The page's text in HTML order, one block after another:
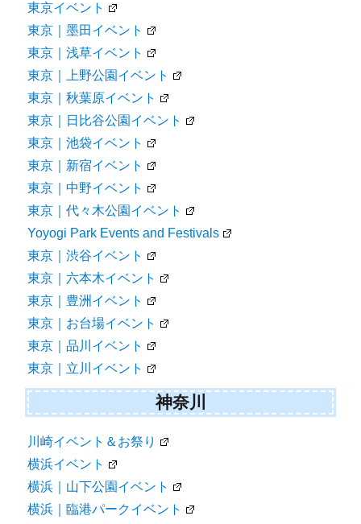
東京イベント
東京｜墨田イベント
東京｜浅草イベント
東京｜上野公園イベント
東京｜秋葉原イベント
東京｜日比谷公園イベント
東京｜池袋イベント
東京｜新宿イベント
東京｜中野イベント
東京｜代々木公園イベント
Yoyogi Park Events and Festivals
東京｜渋谷イベント
東京｜六本木イベント
東京｜豊洲イベント
東京｜お台場イベント
東京｜品川イベント
東京｜立川イベント
神奈川
川崎イベント＆お祭り
横浜イベント
横浜｜山下公園イベント
横浜｜臨港パークイベント